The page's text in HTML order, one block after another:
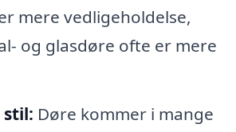
mere vedligeholdelse,
og glasdøre ofte er mere
stil: Døre kommer i mange